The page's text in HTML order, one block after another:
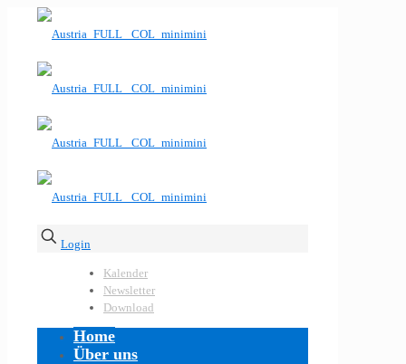
Login
Kalender
Newsletter
Download
Home
Über uns